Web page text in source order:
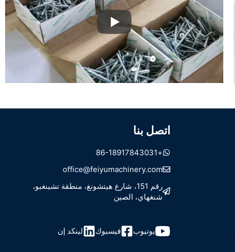
اتصل بنا
+86-18917843031
office@feiyumachinery.com
رقم 151، شارع هيتشونغ، منطقة تشينغبو،
شنغهاي، الصين
يوتيوب فيسبوك لينكد إن